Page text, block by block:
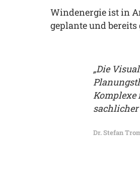
Windenergie ist in
geplante und
„Mit der
Windrad
wird.“